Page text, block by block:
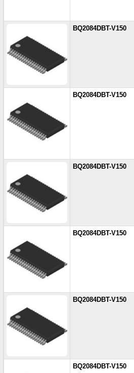
BQ2084DBT-V150
BQ2084DBT-V150
BQ2084DBT-V150
BQ2084DBT-V150
BQ2084DBT-V150
BQ2084DBT-V150